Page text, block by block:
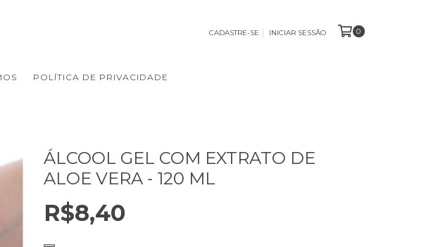
CADASTRE-SE INICIAR SESSÃO 0
POLÍTICA DE PRIVACIDADE
ÁLCOOL GEL COM EXTRATO DE
ALOE VERA - 120 ML
R$8,40